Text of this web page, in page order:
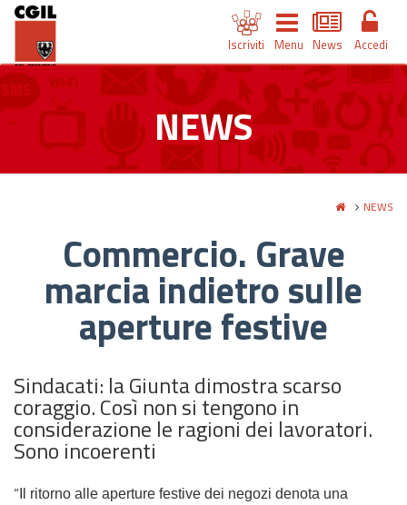
Iscriviti Menu News Accedi
NEWS
NEWS
Commercio. Grave
marcia indietro sulle
aperture festive
Sindacati: la Giunta dimostra scarso
coraggio. Così non si tengono in
considerazione le ragioni dei lavoratori.
Sono incoerenti
“ Il ritorno alle aperture festive dei negozi denota una